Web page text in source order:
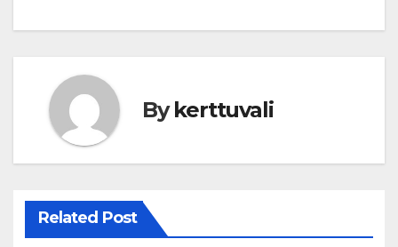
Bykerttuvali
Related Post